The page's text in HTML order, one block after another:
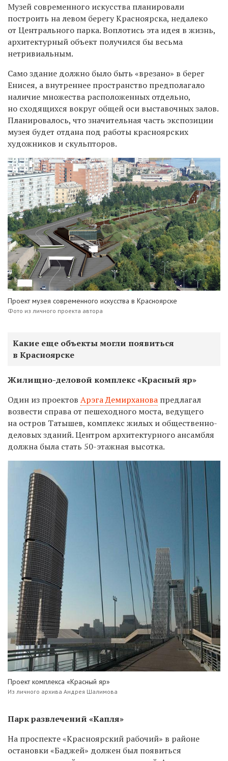
Музей современного искусства планировали
построить на левом берегу Красноярска, недалеко
от Центрального парка. Воплотись эта идея в жизнь,
архитектурный объект получился бы весьма
нетривиальным.
Само здание должно было быть «врезано» в берег
Енисея, а внутреннее пространство предполагало
наличие множества расположенных отдельно,
но сходящихся вокруг общей оси выставочных залов.
Планировалось, что значительная часть экспозиции
музея будет отдана под работы красноярских
художников и скульпторов.
Проект музея современного искусства в Красноярске
Фото из личного проекта автора
Какие еще объекты могли появиться
в Красноярске
Жилищно-деловой комплекс «Красный яр»
Один из проектов Арэга Демирханова предлагал
возвести справа от пешеходного моста, ведущего
на остров Татышев, комплекс жилых и общественно-
деловых зданий. Центром архитектурного ансамбля
должна была стать 50-этажная высотка.
Проект комплекса «Красный яр»
Из личного архива Андрея Шалимова
Парк развлечений «Капля»
На проспекте «Красноярский рабочий» в районе
остановки «Баджей» должен был появиться